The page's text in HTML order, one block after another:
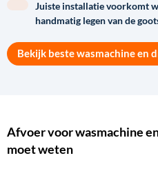
Juiste installatie voorkomt
handmatig legen van de
Bekijk beste wasmachine en
Afvoer voor wasmachine
moet weten